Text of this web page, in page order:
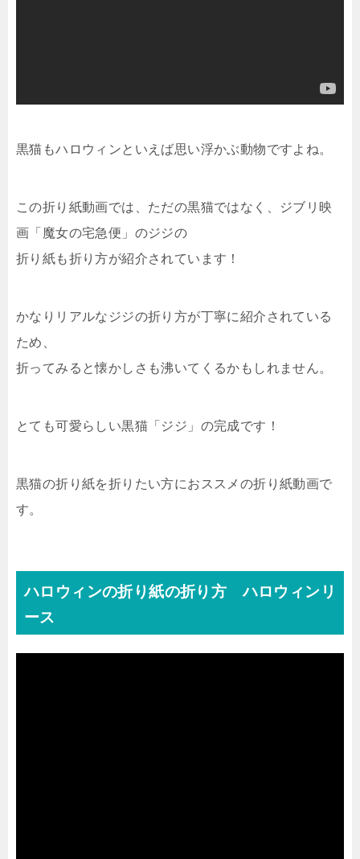
黒猫もハロウィンといえば思い浮かぶ動物ですよね。
この折り紙動画では、ただの黒猫ではなく、ジブリ映
画「魔女の宅急便」のジジの
折り紙も折り方が紹介されています！
かなりリアルなジジの折り方が丁寧に紹介されている
ため、
折ってみると懐かしさも沸いてくるかもしれません。
とても可愛らしい黒猫「ジジ」の完成です！
黒猫の折り紙を折りたい方におススメの折り紙動画で
す。
ハロウィンの折り紙の折り方 ハロウィンリ
ース